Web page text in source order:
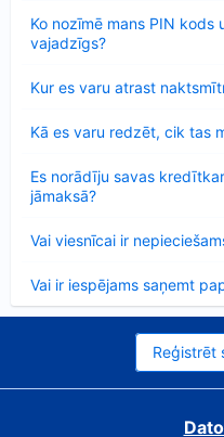
Ko nozīmē mans PIN kods
vajadzīgs?
Kur es varu atrast
Kā es varu redzēt, cik tas
Es norādīju savas
jāmaksā?
Vai viesnīcai ir
Vai ir iespējams saņemt
Reģistrēt